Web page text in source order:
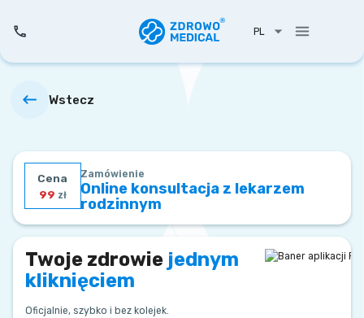
PL
Wstecz
Cena
99 zł
Zamówienie
Online konsultacja z lekarzem
rodzinnym
Twoje zdrowie jednym
kliknięciem
Oficjalnie, szybko i bez kolejek.